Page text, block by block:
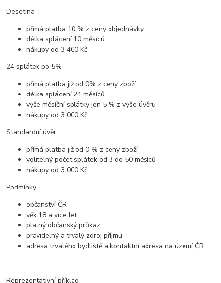
Desetina
přímá platba 10 % z ceny objednávky
délka splácení 10 měsíců
nákupy od 3 400 Kč
24 splátek po 5%
přímá platba již od 0% z ceny zboží
délka splácení 24 měsíců
výše měsíční splátky jen 5 % z výše úvěru
nákupy od 3 000 Kč
Standardní úvěr
přímá platba již od 0 % z ceny zboží
volitelný počet splátek od 3 do 50 měsíců
nákupy od 3 000 Kč
Podmínky
občanství ČR
věk 18 a více let
platný občanský průkaz
pravidelný a trvalý zdroj příjmu
adresa trvalého bydliště a kontaktní adresa na území ČR
Reprezentativní příklad